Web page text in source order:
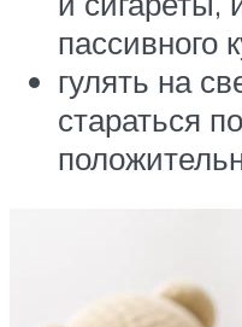
пассивного
гулять на
стараться